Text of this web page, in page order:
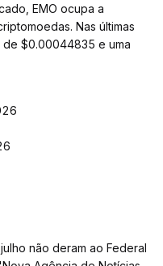
EMO ocupa a
Nas últimas
de $0.00044835 e uma
não deram ao Federal